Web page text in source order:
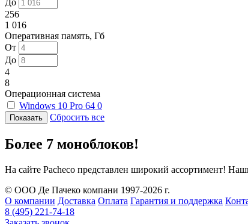
256
1 016
Оперативная память, Гб
От
До
4
8
Операционная система
Windows 10 Pro 64 0
Сбросить все
Более 7 моноблоков!
На сайте Pacheco представлен широкий ассортимент!
© ООО Де Пачеко компани 1997-2026 г.
О компании Доставка Оплата Гарантия и поддержка
8 (495) 221-74-18